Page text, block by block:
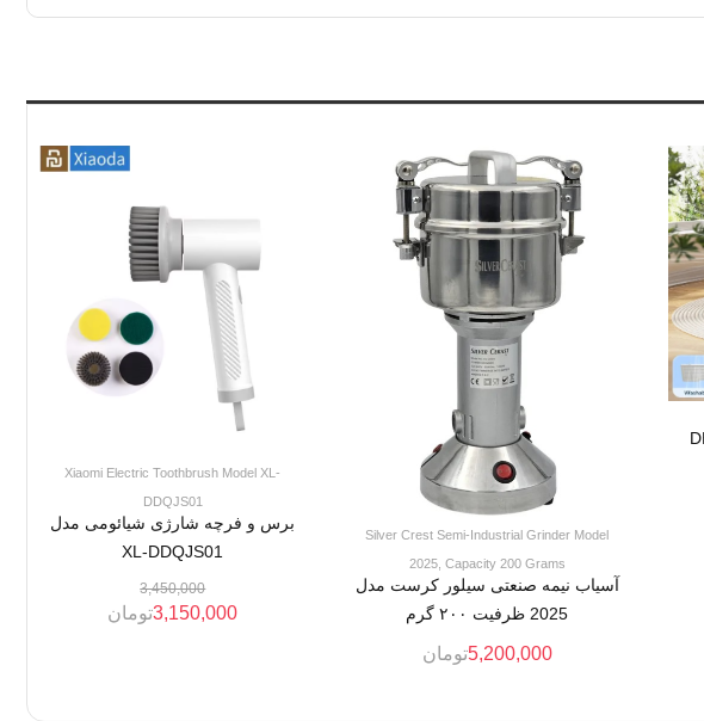
Silver Crest Semi-Industrial Grinder Model
2025, Capacity 200 Grams
آسیاب نیمه صنعتی سیلور کرست مدل
2025 ظرفیت ۲۰۰ گرم
5,200,000تومان
Xiaomi Electric Toothbrush Model XL-
DDQJS01
برس و فرچه شارژی شیائومی مدل
XL-DDQJS01
3,450,000
3,150,000تومان